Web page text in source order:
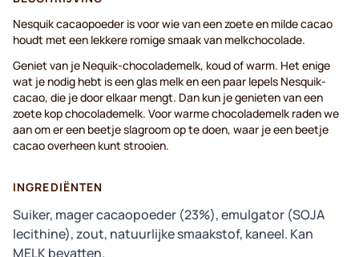
Nesquik cacaopoeder is voor wie van een zoete en milde cacao
houdt met een lekkere romige smaak van melkchocolade.
Geniet van je Nequik-chocolademelk, koud of warm. Het enige
wat je nodig hebt is een glas melk en een paar lepels Nesquik-
cacao, die je door elkaar mengt. Dan kun je genieten van een
zoete kop chocolademelk. Voor warme chocolademelk raden we
aan om er een beetje slagroom op te doen, waar je een beetje
cacao overheen kunt strooien.
INGREDIËNTEN
Suiker, mager cacaopoeder (23%), emulgator (SOJA
lecithine), zout, natuurlijke smaakstof, kaneel. Kan
MELK bevatten.